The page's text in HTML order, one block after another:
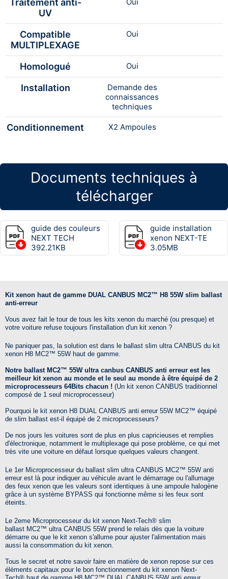
Traitement anti-
UV
Compatible
MULTIPLEXAGE
Oui
Homologué Oui
Installation
Demande des
connaissances
techniques
Conditionnement X2 Ampoules
Documents techniques à
télécharger
guide des couleurs
NEXT TECH
392.21KB
guide installation
xenon NEXT-TE
3.05MB
Kit xenon haut de gamme DUAL CANBUS MC2™ H8 55W slim ballast
anti-erreur
Vous avez fait le tour de tous les kits xenon du marché (ou presque) et
votre voiture refuse toujours l'installation d'un kit xenon ?
Ne paniquer pas, la solution est dans le ballast slim ultra CANBUS du kit
xenon H8 MC2™ 55W haut de gamme.
Notre ballast MC2™ 55W ultra canbus CANBUS anti erreur est les
meilleur kit xenon au monde et le seul au monde à être équipé de 2
microprocesseurs 64Bits chacun ! (Un kit xenon CANBUS traditionnel
composé de 1 seul microprocesseur)
Pourquoi le kit xenon H8 DUAL CANBUS anti erreur 55W MC2™ équipé
de slim ballast est-il équipé de 2 microprocesseurs?
De nos jours les voitures sont de plus en plus capricieuses et remplies
d'électronique, notamment le multiplexage qui pose problème, ce qui met
très vite une voiture en défaut lorsque quelques valeurs changent.
Le 1er Microprocesseur du ballast slim ultra CANBUS MC2™ 55W anti
erreur est là pour indiquer au véhicule avant le démarrage ou l'allumage
des feux xenon que les valeurs sont identiques à une ampoule halogène
grâce à un système BYPASS qui fonctionne même si les feux sont
éteints.
Le 2eme Microprocesseur du kit xenon Next-Tech® slim
ballast MC2™ ultra CANBUS 55W prend le relais dès que la voiture
démarre ou que le kit xenon s'allume pour ajuster l'alimentation mais
aussi la consommation du kit xenon.
Tous le secret et notre savoir faire en matière de xenon repose sur ces
éléments capitaux pour le bon fonctionnement du kit xenon Next-